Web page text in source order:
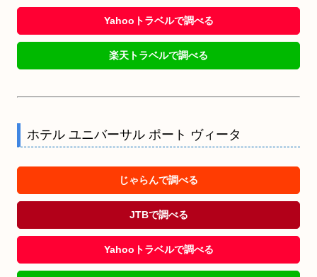
Yahooトラベルで調べる
楽天トラベルで調べる
ホテル ユニバーサル ポート ヴィータ
じゃらんで調べる
JTBで調べる
Yahooトラベルで調べる